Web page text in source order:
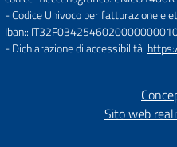
- Codice Univoco per fatturazione
Iban::
- Dichiarazione di accessibilità:
Sito web